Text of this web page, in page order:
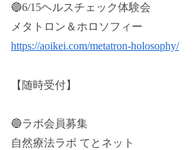
🔵6/15ヘルスチェック体験会
メタトロン＆ホロソフィー
https://aoikei.com/metatron-holosophy/
【随時受付】
🔵ラボ会員募集
自然療法ラボ てとネット